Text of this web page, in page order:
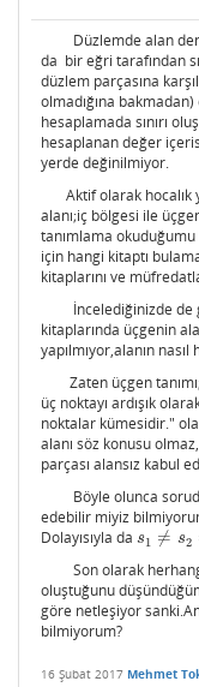
Düzlemde alan
da bir eğri tarafından
düzlem parçasına
olmadığına
hesaplamada sınırı
hesaplanan değer
yerde değinilmiyor.
Aktif olarak hocalık
alanı;iç bölgesi ile
tanımlama
için hangi kitaptı
kitaplarını ve
İncelediğinizde de
kitaplarında üçgenin
yapılmıyor,alanın
Zaten üçgen
üç noktayı ardışık
noktalar kümesidir."
alanı söz konusu
parçası alansız kabul
Böyle olunca
edebilir miyiz
Dolayısıyla da s1 ≠ s2
s1 ≠s2 ≠s
Son olarak herhangi
oluştuğunu
göre netleşiyor
bilmiyorum?
16 Şubat 2017 Mehmet